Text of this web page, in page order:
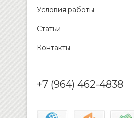
Условия работы
Статьи
Контакты
+7 (964) 462-4838